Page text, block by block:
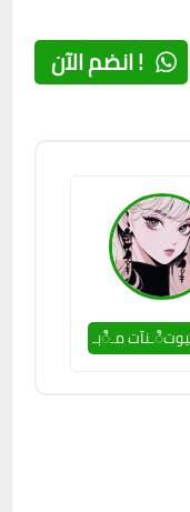
انضم الآن !